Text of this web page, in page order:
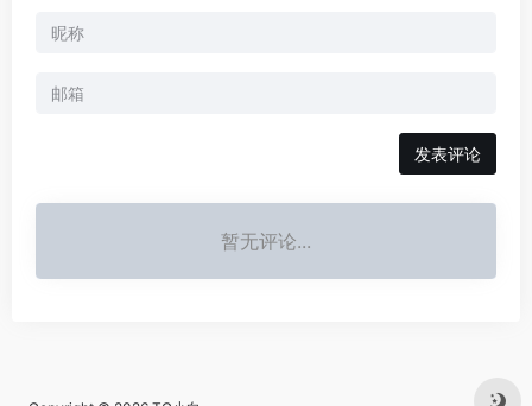
发表评论
暂无评论...